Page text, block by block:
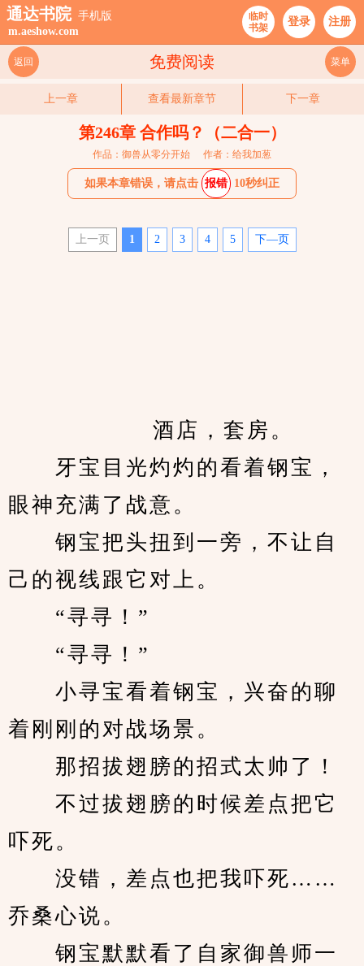
通达书院 手机版
m.aeshow.com
临时
书架
登录 注册
免费阅读
返回 菜单
上一章 查看最新章节 下一章
第246章 合作吗？（二合一）
作品：御兽从零分开始 作者：给我加葱
如果本章错误，请点击 报错 10秒纠正
上一页 1 2 3 4 5 下—页
            　　酒店，套房。
牙宝目光灼灼的看着钢宝，
眼神充满了战意。
钢宝把头扭到一旁，不让自
己的视线跟它对上。
“寻寻！”
“寻寻！”
小寻宝看着钢宝，兴奋的聊
着刚刚的对战场景。
那招拔翅膀的招式太帅了！
不过拔翅膀的时候差点把它
吓死。
没错，差点也把我吓死……
乔桑心说。
钢宝默默看了自家御兽师一